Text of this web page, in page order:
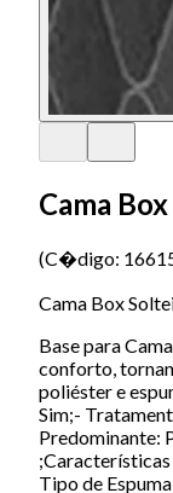
Cama
(C�digo:
Cama Box
Base para
conforto,
poliéster e
Sim;-
Predominante:
Tipo de